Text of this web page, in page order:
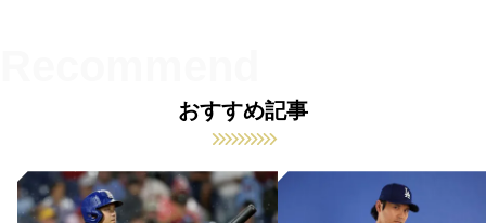
おすすめ記事